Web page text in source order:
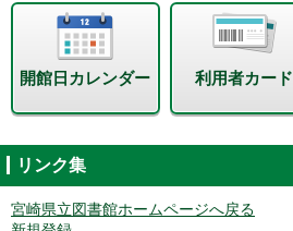
開館日カレンダー 利用者カード
リンク集
宮崎県立図書館ホームページへ戻る